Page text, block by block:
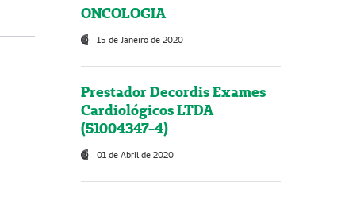
ONCOLOGIA
15 de Janeiro de 2020
Prestador Decordis Exames
Cardiológicos LTDA
(51004347-4)
01 de Abril de 2020